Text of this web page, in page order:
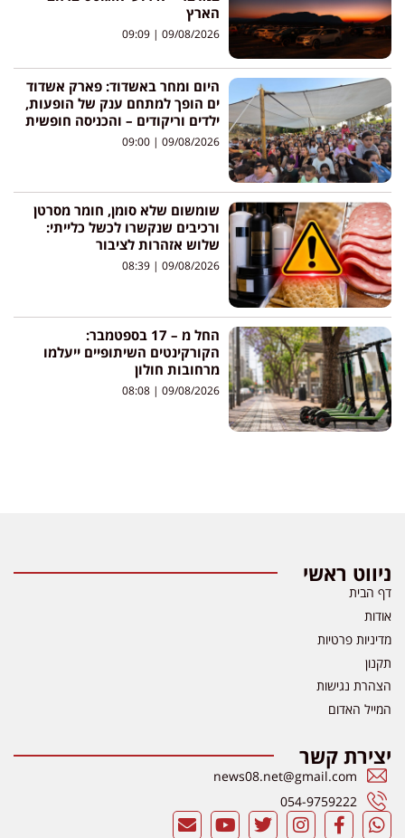
הארץ
09/08/2026
היום ומחר באשדוד: פארק אשדוד
ים הופך למתחם ענק של הופעות,
ילדים וריקודים – והכניסה חופשית
09/08/2026
שומשום שלא סומן, חומר מסרטן
ורכיבים שנקשרו לכשל כלייתי:
שלוש אזהרות לציבור
09/08/2026
החל מ – 17 בספטמבר:
הקורקינטים השיתופיים ייעלמו
מרחובות חולון
09/08/2026
ניווט ראשי
דף הבית
אודות
מדיניות פרטיות
תקנון
הצהרת נגישות
המייל האדום
יצירת קשר
news08.net@gmail.com
054-9759222